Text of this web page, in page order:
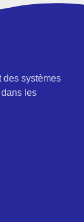
des systèmes
les